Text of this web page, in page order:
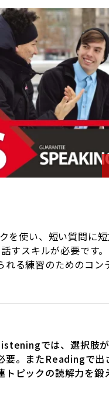
を使い、短い質問に
すスキルが必要です
れる練習のためのコン
では、選択肢
要。またReadingで出
トピックの読解力を鍛